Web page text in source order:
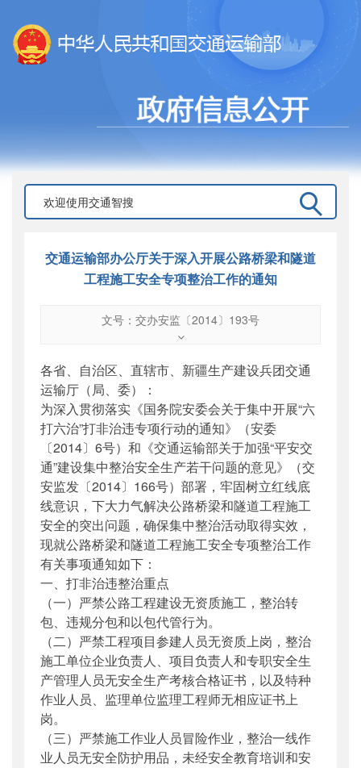
交通运输部办公厅关于深入开展公路桥梁和隧道
工程施工安全专项整治工作的通知
文号：交办安监〔2014〕193号
交办安监〔2014〕193号
公开日期：2014年09月18日
主题词：公路桥梁;隧道工程;施工安全;专项整
治
机构分类：安全与质量监督管理司
主题分类 ： 安全质量
公文类型 ：部办公厅文件
各省、自治区、直辖市、新疆生产建设兵团交通
运输厅（局、委）：
为深入贯彻落实《国务院安委会关于集中开展“六
打六治”打非治违专项行动的通知》（安委
〔2014〕6号）和《交通运输部关于加强“平安交
通”建设集中整治安全生产若干问题的意见》（交
安监发〔2014〕166号）部署，牢固树立红线底
线意识，下大力气解决公路桥梁和隧道工程施工
安全的突出问题，确保集中整治活动取得实效，
现就公路桥梁和隧道工程施工安全专项整治工作
有关事项通知如下：
一、打非治违整治重点
（一）严禁公路工程建设无资质施工，整治转
包、违规分包和以包代管行为。
（二）严禁工程项目参建人员无资质上岗，整治
施工单位企业负责人、项目负责人和专职安全生
产管理人员无安全生产考核合格证书，以及特种
作业人员、监理单位监理工程师无相应证书上
岗。
（三）严禁施工作业人员冒险作业，整治一线作
业人员无安全防护用品，未经安全教育培训和安